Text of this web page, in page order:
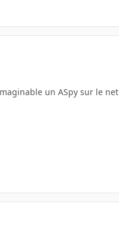
un ASpy sur le net